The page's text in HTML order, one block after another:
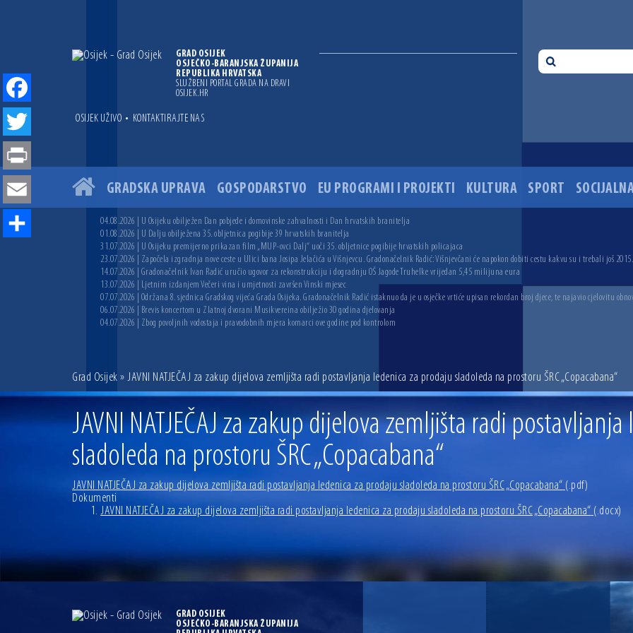
GRAD OSIJEK
OSJEČKO-BARANJSKA ŽUPANIJA
REPUBLIKA HRVATSKA
SLUŽBENI PORTAL GRADA NA DRAVI
OSIJEK.HR
OSIJEK UŽIVO • KONTAKTIRAJTE NAS
GRADSKA UPRAVA GOSPODARSTVO EU PROGRAMI I PROJEKTI KULTURA SPORT
04.08.2026 | U Osijeku obilježen Dan pobjede i domovinske zahvalnosti i Dan hrvatskih branitelja
01.08.2026 | U Dalju obilježena 35. obljetnica pogibije 39 hrvatskih branitelja
31.07.2026 | U Osijeku premijerno prikazan film „MUP-ovci Dalj“ uoči 35. obljetnice pogibije hrvatskih policajaca
23.07.2026 | Započela izgradnja nove ceste u Ulici bana Josipa Jelačića u Višnjevcu. Gradonačelnik Radić: Višnjevčani će napokon dobiti cestu kakvu su i trebali još
14.07.2026 | Gradonačelnik Ivan Radić uručio ugovor za rekonstrukciju i dogradnju OŠ Jagode Truhelke vrijedan 5,45 milijuna eura
13.07.2026 | Ljetnim izdanjem Večeri vina i umjetnosti završen Vinski mjesec
07.07.2026 | Održana 8. sjednica Gradskog vijeća Grada Osijeka. Gradonačelnik Radić istaknuo da je u osječke vrtiće upisan rekordan broj djece, te najavio cjelovitu
06.07.2026 | Brevis koncertom u Zlatnoj dvorani Musikvereina obilježio 30 godina djelovanja
04.07.2026 | Zbog povoljnih vodostaja i pravodobnih mjera komarci ove godine pod kontrolom
Grad Osijek » JAVNI NATJEČAJ za zakup dijelova zemljišta radi postavljanja ledenica za prodaju sladoleda na prostoru ŠRC „Copacabana“
JAVNI NATJEČAJ za zakup dijelova zemljišta radi
sladoleda na prostoru ŠRC „Copacabana“
JAVNI NATJEČAJ za zakup dijelova zemljišta radi postavljanja ledenica za prodaju sladoleda na prostoru ŠRC „Copacabana“ (.pdf)
Dokumenti
JAVNI NATJEČAJ za zakup dijelova zemljišta radi postavljanja ledenica za prodaju sladoleda na prostoru ŠRC „Copacabana“ (.docx)
GRAD OSIJEK
OSJEČKO-BARANJSKA ŽUPANIJA
Facebook
Twitter
Print
Email